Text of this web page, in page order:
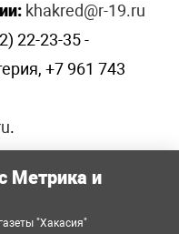
khakred@r-19.ru
22-23-35 -
+7 961 743
.
Метрика и
"Хакасия"